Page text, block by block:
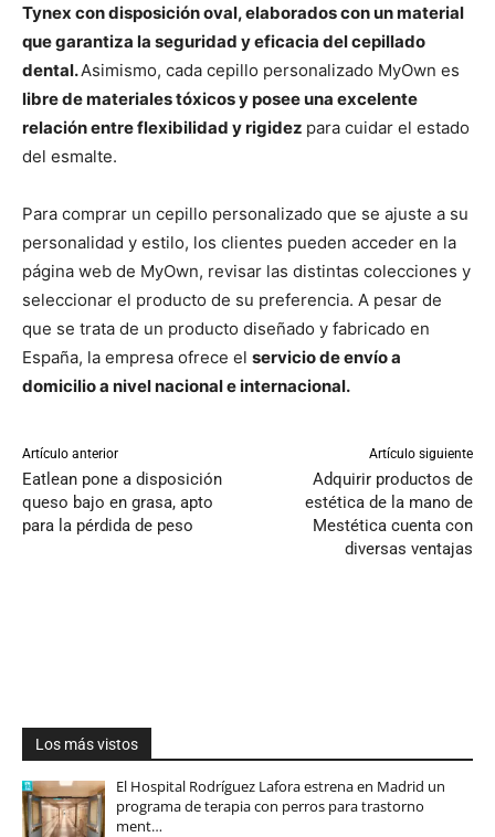
Tynex con disposición oval, elaborados con un material
que garantiza la seguridad y eficacia del cepillado
dental.Asimismo, cada cepillo personalizado MyOwn es
libre de materiales tóxicos y posee una excelente
relación entre flexibilidad y rigidez para cuidar el estado
del esmalte.
Para comprar un cepillo personalizado que se ajuste a su
personalidad y estilo, los clientes pueden acceder en la
página web de MyOwn, revisar las distintas colecciones y
seleccionar el producto de su preferencia. A pesar de
que se trata de un producto diseñado y fabricado en
España, la empresa ofrece el servicio de envío a
domicilio a nivel nacional e internacional.
Artículo anterior
Eatlean pone a disposición
queso bajo en grasa, apto
para la pérdida de peso
Artículo siguiente
Adquirir productos de
estética de la mano de
Mestética cuenta con
diversas ventajas
Los más vistos
El Hospital Rodríguez Lafora estrena en Madrid un
programa de terapia con perros para trastorno
ment…